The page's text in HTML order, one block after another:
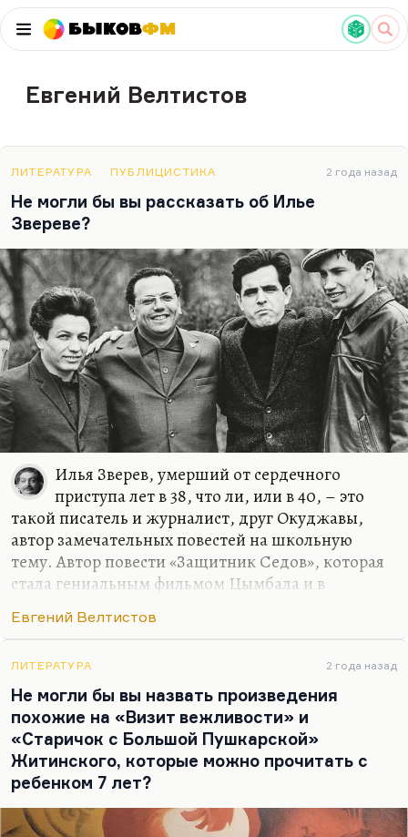
БыковФМ
Евгений Велтистов
ЛИТЕРАТУРА ПУБЛИЦИСТИКА 2 года назад
Не могли бы вы рассказать об Илье
Звереве?
Илья Зверев, умерший от сердечного
приступа лет в 38, что ли, или в 40, – это
такой писатель и журналист, друг Окуджавы,
автор замечательных повестей на школьную
тему. Автор повести «Защитник Седов», которая
стала гениальным фильмом Цымбала и в
журналистом, никогда не мог полностью
на потом, а в 38 лет оказалось, что этого потом у
него не было. Но он был очень талантлив, очень
чуток к эпохе. Ему мешал всегда
шестидесятнический идеализм на грани
конформизма. То есть он все понимал, но какие-
то вещи запрещал себе видеть, запрещал себе о
них думать и говорить. Я думаю, если бы Илью
Зверева поместить…
Евгений Велтистов
ЛИТЕРАТУРА 2 года назад
Не могли бы вы назвать произведения
похожие на «Визит вежливости» и
«Старичок с Большой Пушкарской»
Житинского, которые можно прочитать с
ребенком 7 лет?